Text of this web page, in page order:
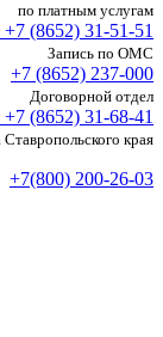
по платным услугам
+7 (8652) 31-51-51
Запись по ОМС
+7 (8652) 237-000
Договорной отдел
+7 (8652) 31-68-41
края
+7(800) 200-26-03